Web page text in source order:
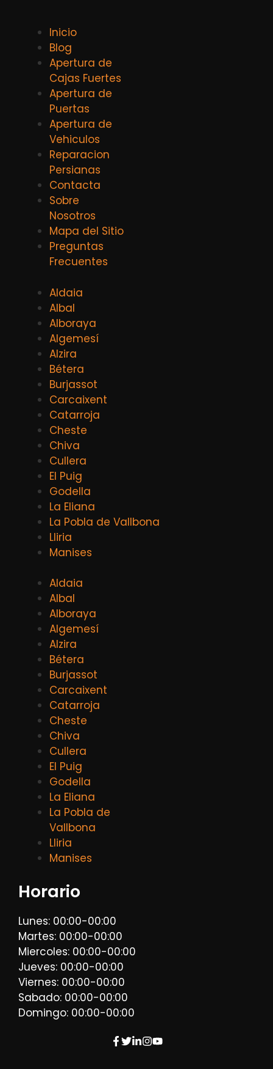
Inicio
Blog
Apertura de
Cajas Fuertes
Apertura de
Puertas
Apertura de
Vehiculos
Reparacion
Persianas
Contacta
Sobre
Nosotros
Mapa del Sitio
Preguntas
Frecuentes
Aldaia
Albal
Alboraya
Algemesí
Alzira
Bétera
Burjassot
Carcaixent
Catarroja
Cheste
Chiva
Cullera
El Puig
Godella
La Eliana
La Pobla de Vallbona
Lliria
Manises
Aldaia
Albal
Alboraya
Algemesí
Alzira
Bétera
Burjassot
Carcaixent
Catarroja
Cheste
Chiva
Cullera
El Puig
Godella
La Eliana
La Pobla de
Vallbona
Lliria
Manises
Horario
Lunes: 00:00-00:00
Martes: 00:00-00:00
Miercoles: 00:00-00:00
Jueves: 00:00-00:00
Viernes: 00:00-00:00
Sabado: 00:00-00:00
Domingo: 00:00-00:00